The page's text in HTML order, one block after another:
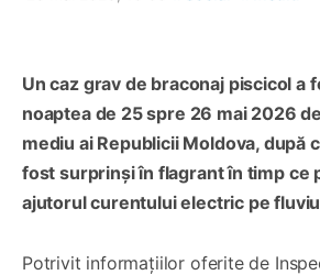
Un caz grav de braconaj piscicol a
noaptea de 25 spre 26 mai 2026
mediu ai Republicii Moldova, după
fost surprinși în flagrant în timp ce
ajutorul curentului electric pe
Potrivit informațiilor oferite de